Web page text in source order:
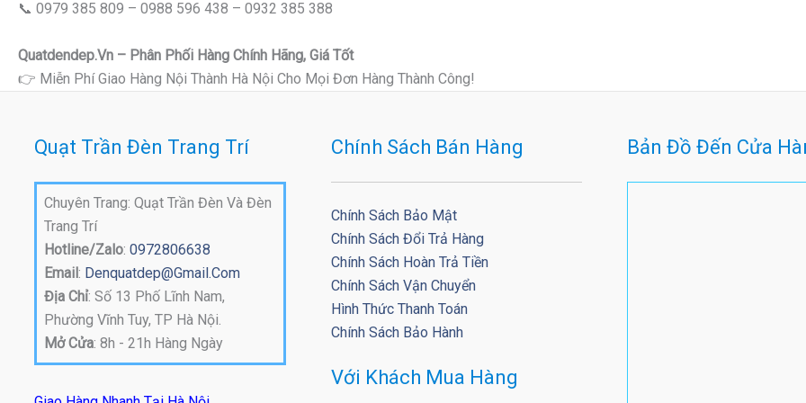
📞 0979 385 809 – 0988 596 438 – 0932 385 388
Quatdendep.vn – Phân Phối Hàng Chính Hãng, Giá Tốt
👉 Miễn Phí Giao Hàng Nội Thành Hà Nội Cho Mọi Đơn Hàng Thành Công!
Quạt Trần Đèn Trang Trí
Chuyên Trang: Quạt Trần Đèn Và Đèn
Trang Trí
Hotline/Zalo: 0972806638
Email: Denquatdep@gmail.com
Địa Chỉ: Số 13 Phố Lĩnh Nam,
Phường Vĩnh Tuy, TP Hà Nội.
Mở Cửa: 8h - 21h Hàng Ngày
Chính Sách Bán Hàng
Chính Sách Bảo Mật
Chính Sách Đổi Trả Hàng
Chính Sách Hoàn Trả Tiền
Chính Sách Vận Chuyển
Hình Thức Thanh Toán
Chính Sách Bảo Hành
Với Khách Mua Hàng
Bản Đồ Đến Cửa